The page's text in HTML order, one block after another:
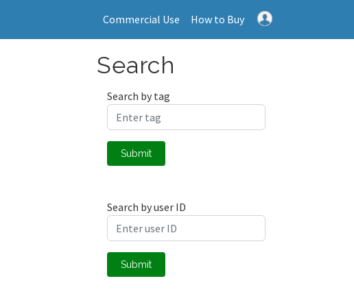
Commercial Use How to Buy
Search
Search by tag
Submit
Search by user ID
Submit